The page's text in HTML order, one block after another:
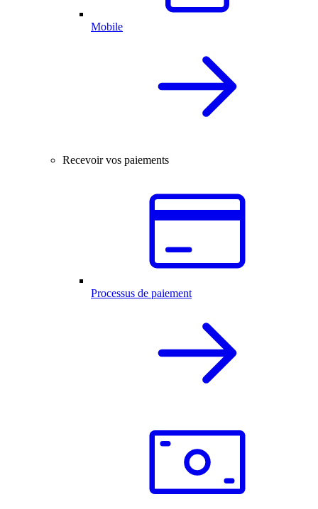
Mobile
Recevoir vos paiements
Processus de paiement